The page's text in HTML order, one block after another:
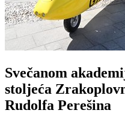
Svečanom
stoljeća
Rudolfa Perešina